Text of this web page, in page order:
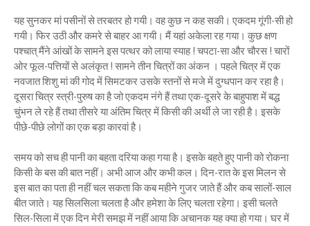
यह सुनकर मां पसीनों से तरबतर हो गयी। वह कुछ न कह सकी। एकदम गूंगी-सी हो
गयी। फिर उठी और कमरे से बाहर आ गयी। मैं यहां अकेला रह गया। कुछ क्षण
पश्चात् मैंने आंखों के सामने इस पत्थर को लाया स्याह ! चपटा-सा और चौरस ! चारों
ओर फूल-पत्तियों से अलंकृत ! सामने तीन चित्रों का अंकन । पहले चित्र में एक
नवजात शिशु मां की गोद में सिमटकर उसके स्तनों से मजे में दुग्धपान कर रहा है।
दूसरा चित्र स्त्री-पुरुष का है जो एकदम नंगे हैं तथा एक-दूसरे के बाहुपाश में बद्ध
चुंभन ले रहे हैं तथा तीसरे या अंतिम चित्र में किसी की अर्थी ले जा रही है। इसके
पीछे-पीछे लोगों का एक बड़ा कारवां है।
समय को सच ही पानी का बहता दरिया कहा गया है। इसके बहते हुए पानी को रोकना
किसी के बस की बात नहीं। अभी आज और कभी कल। दिन-रात के इस मिलन से
इस बात का पता ही नहीं चल सकता कि कब महीने गुजर जाते हैं और कब सालों-साल
बीत जाते। यह सिलसिला चलता है और हमेशा के लिए चलता रहेगा। इसी चलते
सिल-सिला में एक दिन मेरी समझ में नहीं आया कि अचानक यह क्या हो गया। घर में